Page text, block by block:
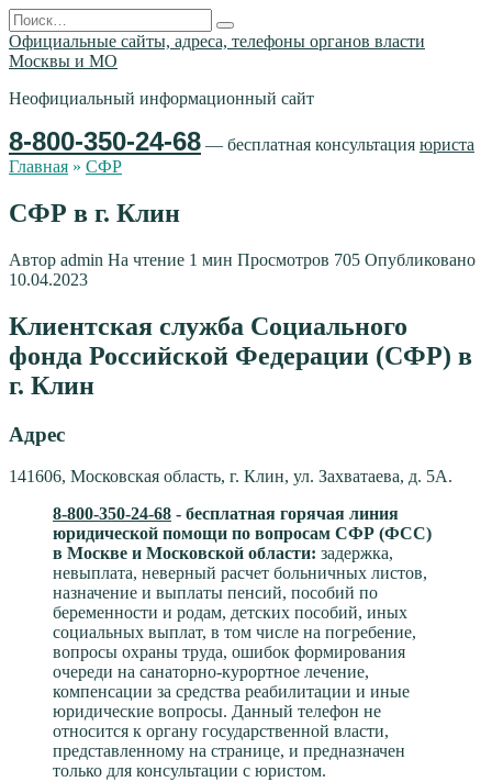
Перейти
к
содержанию
Search
for:
Официальные сайты, адреса, телефоны органов власти
Москвы и МО
Неофициальный информационный сайт
8-800-350-24-68 — бесплатная консультация юриста
Главная » СФР
СФР в г. Клин
Автор admin На чтение 1 мин Просмотров 705 Опубликовано
10.04.2023
Клиентская служба Социального
фонда Российской Федерации (СФР) в
г. Клин
Адрес
141606, Московская область, г. Клин, ул. Захватаева, д. 5А.
8-800-350-24-68 - бесплатная горячая линия
юридической помощи по вопросам CФР (ФСС)
в Москве и Московской области: задержка,
невыплата, неверный расчет больничных листов,
назначение и выплаты пенсий, пособий по
беременности и родам, детских пособий, иных
социальных выплат, в том числе на погребение,
вопросы охраны труда, ошибок формирования
очереди на санаторно-курортное лечение,
компенсации за средства реабилитации и иные
юридические вопросы. Данный телефон не
относится к органу государственной власти,
представленному на странице, и предназначен
только для консультации с юристом.